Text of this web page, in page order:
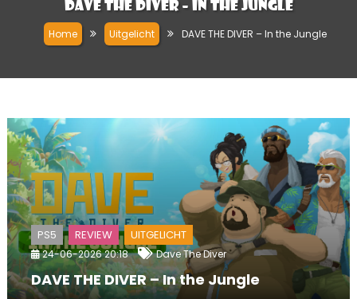
DAVE THE DIVER – In the Jungle
Home Uitgelicht DAVE THE DIVER – In the Jungle
PS5 REVIEW UITGELICHT
24-06-2026 20:18 Dave The Diver
DAVE THE DIVER – In the Jungle